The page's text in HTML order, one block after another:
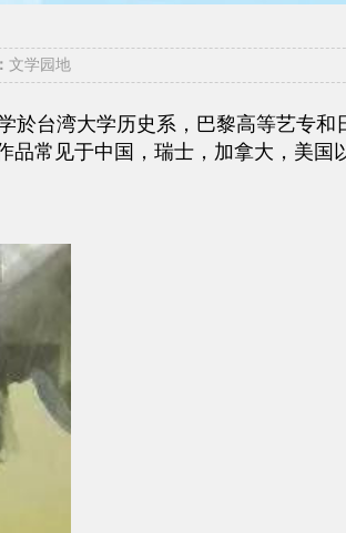
文学园地
台湾大学历史系，巴黎高等艺专和
常见于中国，瑞士，加拿大，美国